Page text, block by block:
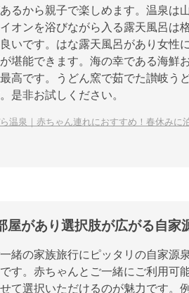
るから親子で楽しめます。温泉は
オンを浴びながら入る露天風呂は
いです。はな露天風呂があり女性
堪能できます。海の幸である海鮮
高です。うどん窯で茹でた讃岐う
是非お試しください。
温泉｜赤ちゃん連れにおすすめ！春休みに
屋があり選択肢が広がる自家
緒の家族旅行にピッタリの自家源
す。赤ちゃんとご一緒にご利用可
て選択いただけるのが魅力です。